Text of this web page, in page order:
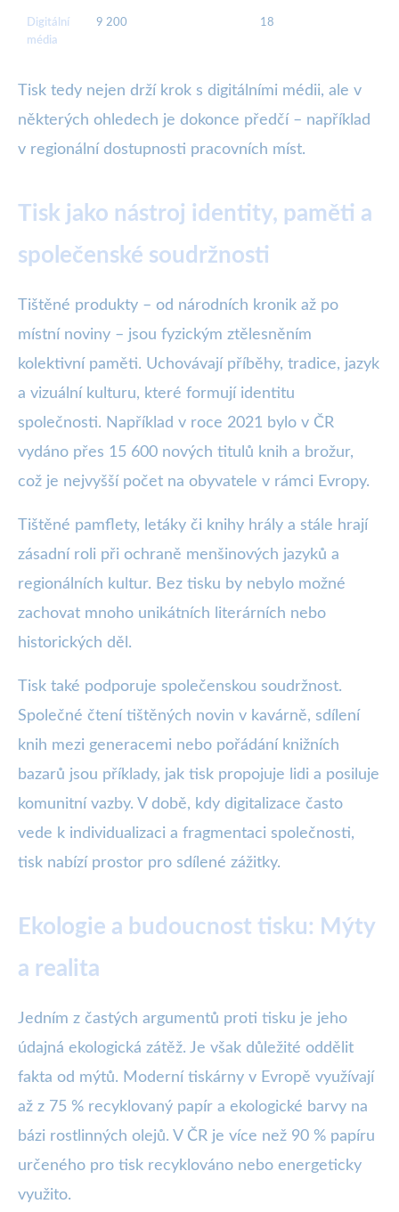
Digitální
média
9 200 18
Tisk tedy nejen drží krok s digitálními médii, ale v
některých ohledech je dokonce předčí – například
v regionální dostupnosti pracovních míst.
Tisk jako nástroj identity, paměti a
společenské soudržnosti
Tištěné produkty – od národních kronik až po
místní noviny – jsou fyzickým ztělesněním
kolektivní paměti. Uchovávají příběhy, tradice, jazyk
a vizuální kulturu, které formují identitu
společnosti. Například v roce 2021 bylo v ČR
vydáno přes 15 600 nových titulů knih a brožur,
což je nejvyšší počet na obyvatele v rámci Evropy.
Tištěné pamflety, letáky či knihy hrály a stále hrají
zásadní roli při ochraně menšinových jazyků a
regionálních kultur. Bez tisku by nebylo možné
zachovat mnoho unikátních literárních nebo
historických děl.
Tisk také podporuje společenskou soudržnost.
Společné čtení tištěných novin v kavárně, sdílení
knih mezi generacemi nebo pořádání knižních
bazarů jsou příklady, jak tisk propojuje lidi a posiluje
komunitní vazby. V době, kdy digitalizace často
vede k individualizaci a fragmentaci společnosti,
tisk nabízí prostor pro sdílené zážitky.
Ekologie a budoucnost tisku: Mýty
a realita
Jedním z častých argumentů proti tisku je jeho
údajná ekologická zátěž. Je však důležité oddělit
fakta od mýtů. Moderní tiskárny v Evropě využívají
až z 75 % recyklovaný papír a ekologické barvy na
bázi rostlinných olejů. V ČR je více než 90 % papíru
určeného pro tisk recyklováno nebo energeticky
využito.